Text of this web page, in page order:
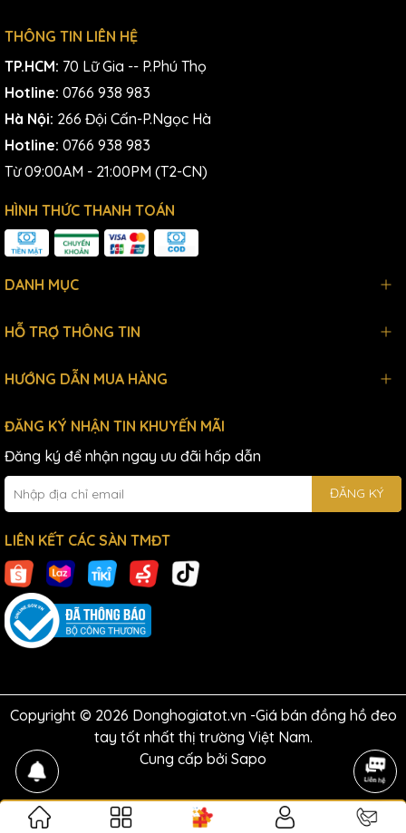
THÔNG TIN LIÊN HỆ
TP.HCM: 70 Lữ Gia -- P.Phú Thọ
Hotline: 0766 938 983
Hà Nội: 266 Đội Cấn-P.Ngọc Hà
Hotline: 0766 938 983
Từ 09:00AM - 21:00PM (T2-CN)
HÌNH THỨC THANH TOÁN
DANH MỤC
HỖ TRỢ THÔNG TIN
HƯỚNG DẪN MUA HÀNG
ĐĂNG KÝ NHẬN TIN KHUYẾN MÃI
Đăng ký để nhận ngay ưu đãi hấp dẫn
ĐĂNG KÝ
LIÊN KẾT CÁC SÀN TMĐT
Copyright © 2026 Donghogiatot.vn -Giá bán đồng hồ đeo
tay tốt nhất thị trường Việt Nam.
Cung cấp bởi Sapo